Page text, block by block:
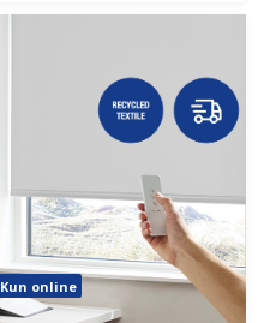
Kun online